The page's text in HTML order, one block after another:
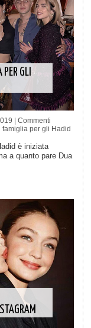
GLI
| Commenti
per gli Hadid
è iniziata
a quanto pare Dua